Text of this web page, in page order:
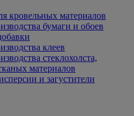
кровельных материалов
бумаги и обоев
клеев
стеклохолста,
материалов
и загустители